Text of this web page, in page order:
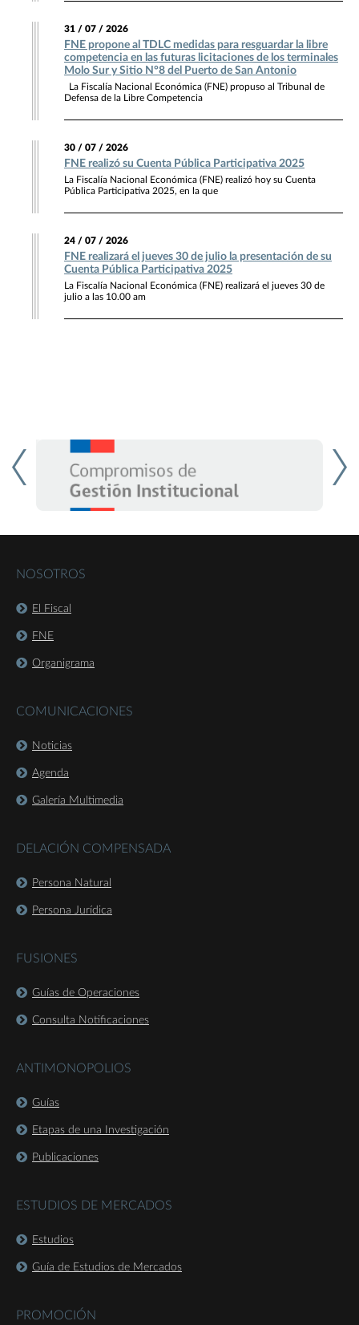
31 / 07 / 2026
FNE propone al TDLC medidas para resguardar la libre
competencia en las futuras licitaciones de los terminales
Molo Sur y Sitio N°8 del Puerto de San Antonio
La Fiscalía Nacional Económica (FNE) propuso al Tribunal de
Defensa de la Libre Competencia
30 / 07 / 2026
FNE realizó su Cuenta Pública Participativa 2025
La Fiscalía Nacional Económica (FNE) realizó hoy su Cuenta
Pública Participativa 2025, en la que
24 / 07 / 2026
FNE realizará el jueves 30 de julio la presentación de su
Cuenta Pública Participativa 2025
La Fiscalía Nacional Económica (FNE) realizará el jueves 30 de
julio a las 10.00 am
NOSOTROS
El Fiscal
FNE
Organigrama
COMUNICACIONES
Noticias
Agenda
Galería Multimedia
DELACIÓN COMPENSADA
Persona Natural
Persona Jurídica
FUSIONES
Guías de Operaciones
Consulta Notificaciones
ANTIMONOPOLIOS
Guías
Etapas de una Investigación
Publicaciones
ESTUDIOS DE MERCADOS
Estudios
Guía de Estudios de Mercados
PROMOCIÓN